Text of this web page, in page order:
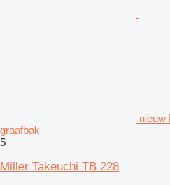
nieuw
graafbak
5
Miller Takeuchi TB 228